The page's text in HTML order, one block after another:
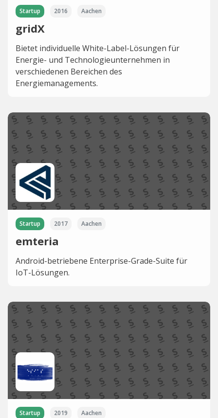
Startup 2016 Aachen
gridX
Bietet individuelle White-Label-Lösungen für
Energie- und Technologieunternehmen in
verschiedenen Bereichen des
Energiemanagements.
Startup 2017 Aachen
emteria
Android-betriebene Enterprise-Grade-Suite für
IoT-Lösungen.
Startup 2019 Aachen